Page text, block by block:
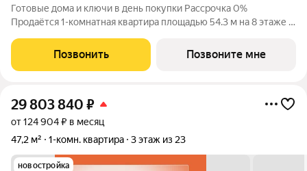
Готовые дома и ключи в день покупки Рассрочка 0%
Продаётся 1-комнатная квартира площадью 54.3 м на 8 этаже в
класса с рекордным количеством олимпийских видов спорта: -
Ледовая арена для хоккея и
Позвонить Позвоните мне
29 803 840 ₽
от 124 904 ₽ в месяц
47,2 м²
1-комн. квартира 3 этаж из 23
новостройка